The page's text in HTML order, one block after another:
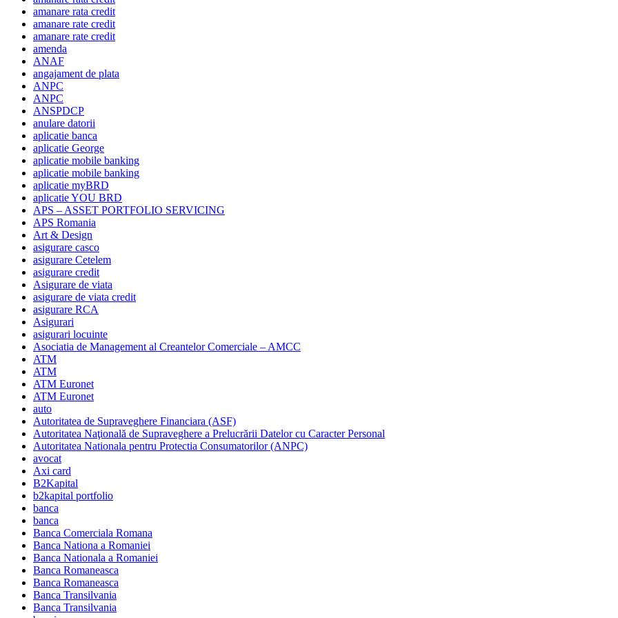
amanare rata credit
amanare rate credit
amanare rate credit
amenda
ANAF
angajament de plata
ANPC
ANPC
ANSPDCP
anulare datorii
aplicatie banca
aplicatie George
aplicatie mobile banking
aplicatie mobile banking
aplicatie myBRD
aplicatie YOU BRD
APS – ASSET PORTFOLIO SERVICING
APS Romania
Art & Design
asigurare casco
asigurare Cetelem
asigurare credit
Asigurare de viata
asigurare de viata credit
asigurare RCA
Asigurari
asigurari locuinte
Asociatia de Management al Creantelor Comerciale – AMCC
ATM
ATM
ATM Euronet
ATM Euronet
auto
Autoritatea de Supraveghere Financiara (ASF)
Autoritatea Naţională de Supraveghere a Prelucrării Datelor cu Caracter Personal
Autoritatea Nationala pentru Protectia Consumatorilor (ANPC)
avocat
Axi card
B2Kapital
b2kapital portfolio
banca
banca
Banca Comerciala Romana
Banca Nationa a Romaniei
Banca Nationala a Romaniei
Banca Romaneasca
Banca Romaneasca
Banca Transilvania
Banca Transilvania